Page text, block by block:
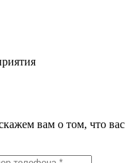
вам о том, что вас